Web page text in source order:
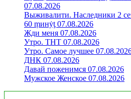
07.08.2026
Выживалити. Наследники 2
60 ṃинẏƫ 07.08.2026
Жди меня 07.08.2026
Утро. ТНТ 07.08.2026
Утро. Самое лучшее
ДНК 07.08.2026
Давай поженимся 07.08.2026
Мужское Женское 07.08.2026